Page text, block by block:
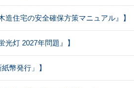
造住宅の安全確保方策マニュアル』】
光灯 2027年問題』】
幣発行」】